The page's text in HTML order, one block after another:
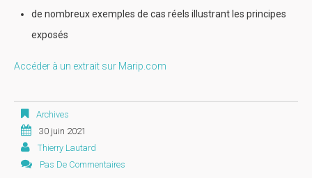
de nombreux exemples de cas réels illustrant les principes
exposés
Accéder à un extrait sur Marip.com
Archives
30 juin 2021
Thierry Lautard
Pas De Commentaires